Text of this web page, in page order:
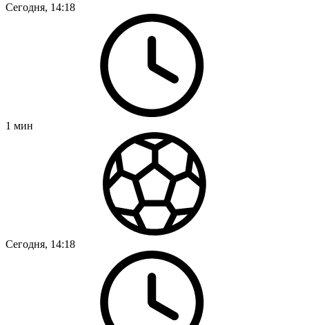
Сегодня, 14:18
1 мин
Сегодня, 14:18